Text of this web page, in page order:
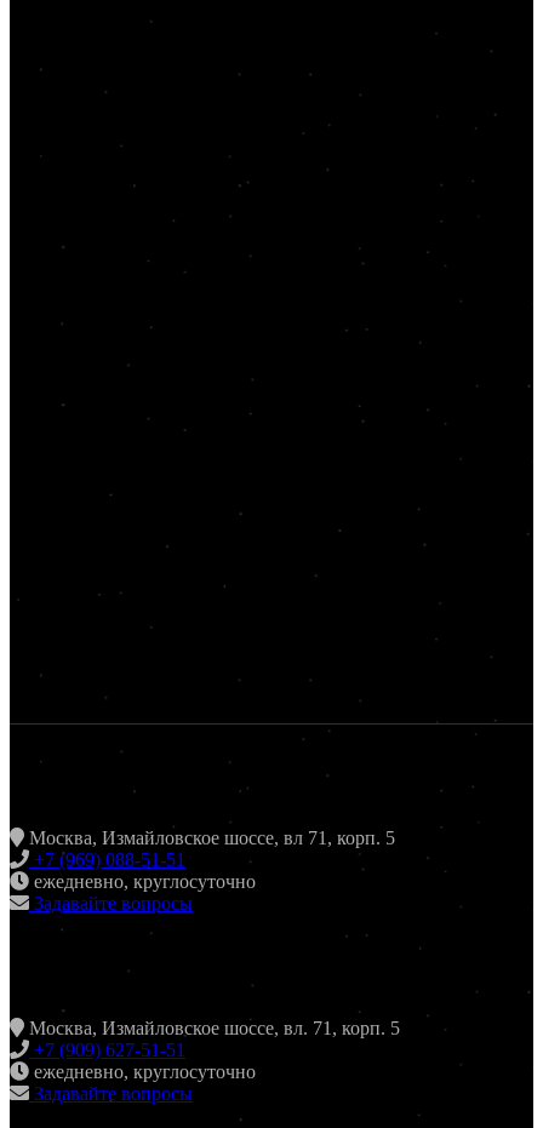
ЖАРИТЬ & ПИТЬ
Москва, Измайловское шоссе, вл 71, корп. 5
+7 (969) 088-51-51
ежедневно, круглосуточно
Задавайте вопросы
ХИНКАЛЬНАЯ24 ИЗМАЙЛОВО
Москва, Измайловское шоссе, вл. 71, корп. 5
+7 (909) 627-51-51
ежедневно, круглосуточно
Задавайте вопросы